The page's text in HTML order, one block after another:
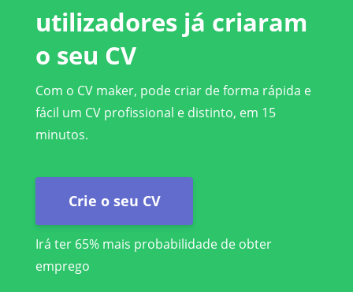
utilizadores já criaram
o seu CV
Com o CV maker, pode criar de forma rápida e
fácil um CV profissional e distinto, em 15
minutos.
Crie o seu CV
Irá ter 65% mais probabilidade de obter
emprego